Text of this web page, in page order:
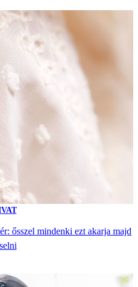
ősszel mindenki ezt akarja majd